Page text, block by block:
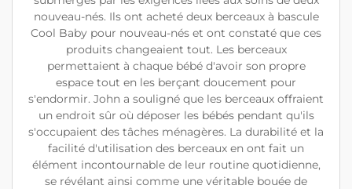
nouveau-nés. Ils ont acheté deux berceaux à bascule
Cool Baby pour nouveau-nés et ont constaté que ces
produits changeaient tout. Les berceaux
permettaient à chaque bébé d'avoir son propre
espace tout en les berçant doucement pour
s'endormir. John a souligné que les berceaux offraient
un endroit sûr où déposer les bébés pendant qu'ils
s'occupaient des tâches ménagères. La durabilité et la
facilité d'utilisation des berceaux en ont fait un
élément incontournable de leur routine quotidienne,
se révélant ainsi comme une véritable bouée de